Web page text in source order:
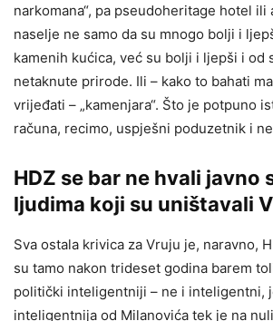
narkomana“, pa pseudoheritage hotel ili
naselje ne samo da su mnogo bolji i
kamenih kućica, već su bolji i ljepši i od
netaknute prirode. Ili – kako to bahati
vrijeđati – „kamenjara“. Što je potpuno
računa, recimo, uspješni poduzetnik i
HDZ se bar ne hvali javno
ljudima koji su uništavali
Sva ostala krivica za Vruju je, naravno,
su tamo nakon trideset godina barem
politički inteligentniji – ne i inteligentni,
inteligentnija od Milanovića tek je na